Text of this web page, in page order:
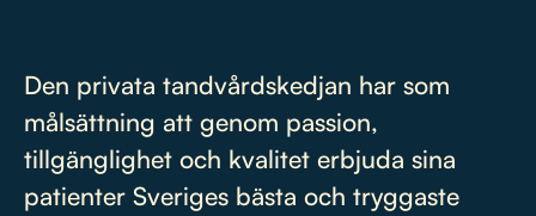
Den privata tandvårdskedjan har som
målsättning att genom passion,
tillgänglighet och kvalitet erbjuda sina
patienter Sveriges bästa och tryggaste